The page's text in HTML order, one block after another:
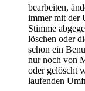
bearbeiten,
immer mit der
Stimme
löschen oder
schon ein
nur noch von
oder gelöscht
laufenden